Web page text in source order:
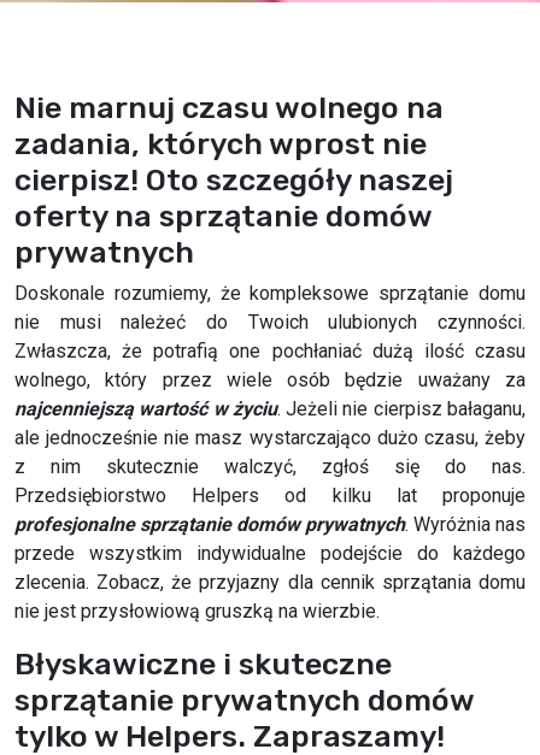
Nie marnuj czasu wolnego na
zadania, których wprost nie
cierpisz! Oto szczegóły naszej
oferty na sprzątanie domów
prywatnych
Doskonale rozumiemy, że kompleksowe sprzątanie domu
nie musi należeć do Twoich ulubionych czynności.
Zwłaszcza, że potrafią one pochłaniać dużą ilość czasu
wolnego, który przez wiele osób będzie uważany za
najcenniejszą wartość w życiu. Jeżeli nie cierpisz bałaganu,
ale jednocześnie nie masz wystarczająco dużo czasu, żeby
z nim skutecznie walczyć, zgłoś się do nas.
Przedsiębiorstwo Helpers od kilku lat proponuje
profesjonalne sprzątanie domów prywatnych. Wyróżnia nas
przede wszystkim indywidualne podejście do każdego
zlecenia. Zobacz, że przyjazny dla cennik sprzątania domu
nie jest przysłowiową gruszką na wierzbie.
Błyskawiczne i skuteczne
sprzątanie prywatnych domów
tylko w Helpers. Zapraszamy!